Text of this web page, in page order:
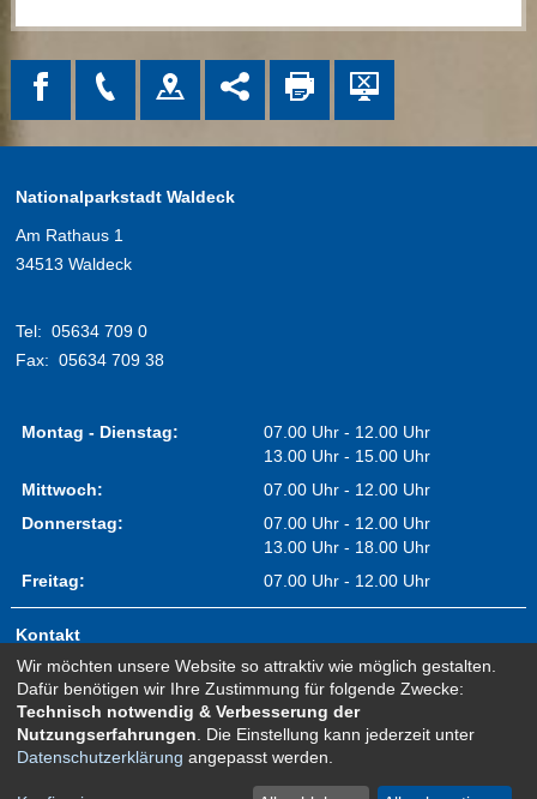
Nationalparkstadt Waldeck
Am Rathaus 1
34513 Waldeck
Tel: 05634 709 0
Fax: 05634 709 38
Montag - Dienstag:
07.00 Uhr - 12.00 Uhr
13.00 Uhr - 15.00 Uhr
Mittwoch:
07.00 Uhr - 12.00 Uhr
Donnerstag:
07.00 Uhr - 12.00 Uhr
13.00 Uhr - 18.00 Uhr
Freitag:
07.00 Uhr - 12.00 Uhr
Kontakt
Impressum
Erklärung zur Barrierefreiheit
Sitemap
Newsletter Anmeldung
Wir möchten unsere Website so attraktiv wie möglich gestalten.
Dafür benötigen wir Ihre Zustimmung für folgende Zwecke:
Technisch notwendig & Verbesserung der
Nutzungserfahrungen . Die Einstellung kann jederzeit unter
Datenschutzerklärung angepasst werden.